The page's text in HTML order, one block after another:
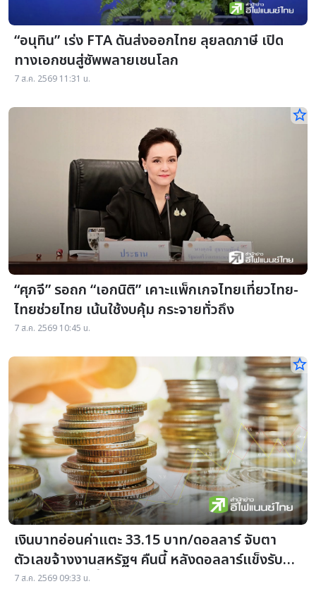
“อนุทิน” เร่ง FTA ดันส่งออกไทย ลุยลดภาษี เปิด
ทางเอกชนสู่ซัพพลายเชนโลก
7 ส.ค. 2569 11:31 น.
star_border
“ศุภจี” รอถก “เอกนิติ” เคาะแพ็กเกจไทยเที่ยวไทย-
ไทยช่วยไทย เน้นใช้งบคุ้ม กระจายทั่วถึง
7 ส.ค. 2569 10:45 น.
star_border
เงินบาทอ่อนค่าแตะ 33.15 บาท/ดอลลาร์ จับตา
ตัวเลขจ้างงานสหรัฐฯ คืนนี้ หลังดอลลาร์แข็งรับ
แรงหนุนราคาน้ำมัน
7 ส.ค. 2569 09:33 น.